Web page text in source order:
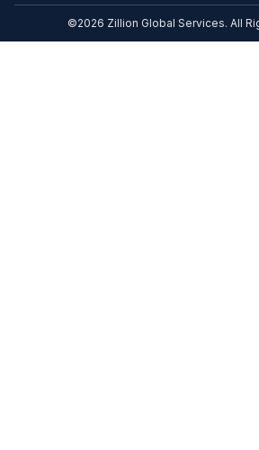
©2026 Zillion Global Services. All